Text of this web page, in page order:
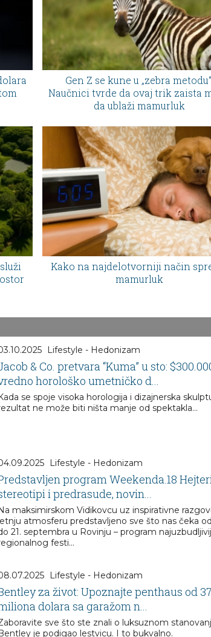
Gen Z se kune u „zebra
Naučnici tvrde da ovaj trik zaista
da ublaži mamurluk
Kako na najdelotvorniji način
mamurluk
Lifestyle - Hedonizam
& Co. pretvara “Kuma” u sto:
horološko umetničko d...
Kada se spoje visoka horologija i dizajnerska
ne može biti ništa manje od spektakla…
Lifestyle - Hedonizam
program Weekenda.18
i predrasude, novin...
maksimirskom Vidikovcu uz inspirativne
atmosferu predstavljeno sve što nas čeka
21. septembra u Rovinju – program
festi...
Lifestyle - Hedonizam
za život: Upoznajte penthaus od
dolara sa garažom n...
sve što ste znali o luksuznom
Bentley je podigao lestvicu. I to bukvalno.